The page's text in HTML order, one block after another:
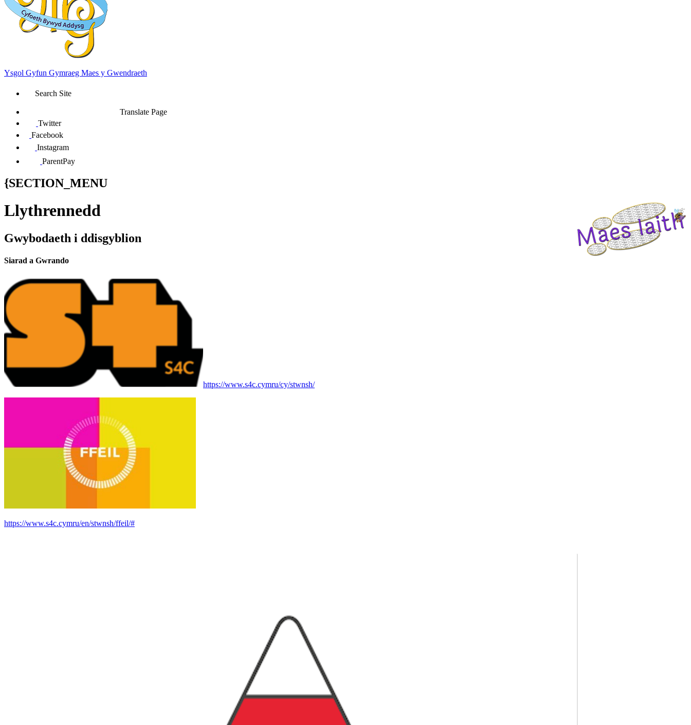
Ysgol Gyfun Gymraeg Maes y Gwendraeth
Search Site
Translate Page
Twitter
Facebook
Instagram
ParentPay
{SECTION_MENU
Llythrennedd
Gwybodaeth i ddisgyblion
Siarad a Gwrando
https://www.s4c.cymru/cy/stwnsh/
https://www.s4c.cymru/en/stwnsh/ffeil/#